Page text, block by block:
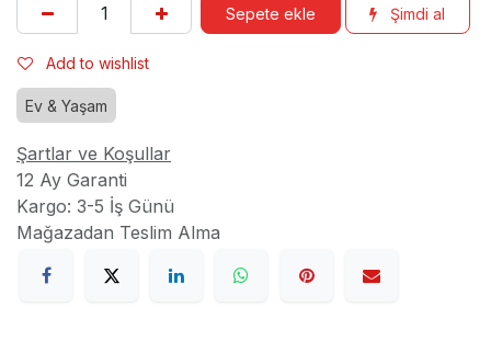
Sepete ekle Şimdi al
Add to wishlist
Ev & Yaşam
Şartlar ve Koşullar
12 Ay Garanti
Kargo: 3-5 İş Günü
Mağazadan Teslim Alma